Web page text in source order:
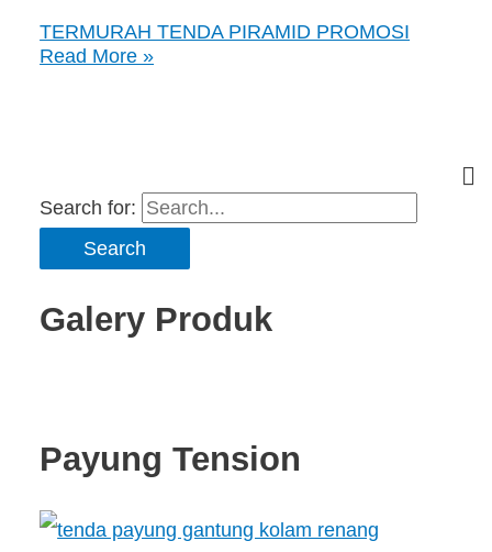
TERMURAH TENDA PIRAMID PROMOSI
Read More »
Search for:
Galery Produk
Payung Tension